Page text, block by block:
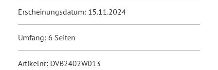
Erscheinungsdatum: 15.11.2024
Umfang: 6 Seiten
Artikelnr: DVB2402W013